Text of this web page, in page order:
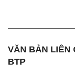
VĂN BẢN LIÊN
BTP